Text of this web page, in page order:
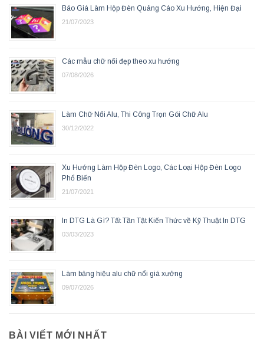
Báo Giá Làm Hộp Đèn Quảng Cáo Xu Hướng, Hiện Đại
21/07/2023
Các mẫu chữ nổi đẹp theo xu hướng
07/08/2026
Làm Chữ Nổi Alu, Thi Công Trọn Gói Chữ Alu
30/12/2022
Xu Hướng Làm Hộp Đèn Logo, Các Loại Hộp Đèn Logo
Phổ Biến
21/07/2021
In DTG Là Gì? Tất Tần Tật Kiến Thức về Kỹ Thuật In DTG
03/03/2023
Làm bảng hiệu alu chữ nổi giá xưởng
09/07/2026
BÀI VIẾT MỚI NHẤT